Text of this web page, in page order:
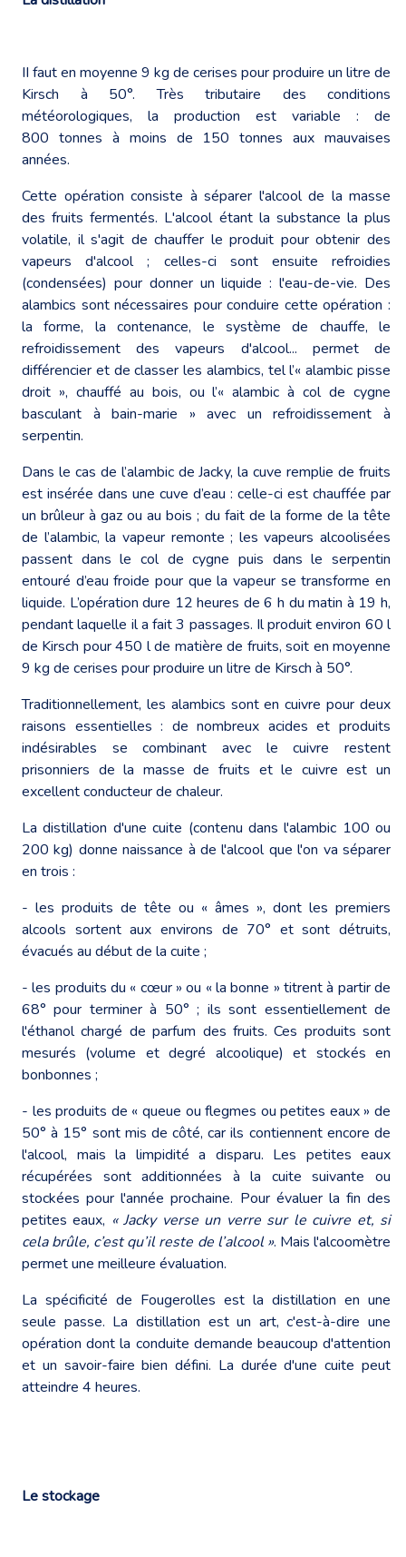
II faut en moyenne 9 kg de cerises pour produire un litre de
Kirsch à 50°. Très tributaire des conditions
météorologiques, la production est variable : de
800 tonnes à moins de 150 tonnes aux mauvaises
années.
Cette opération consiste à séparer l'alcool de la masse
des fruits fermentés. L'alcool étant la substance la plus
volatile, il s'agit de chauffer le produit pour obtenir des
vapeurs d'alcool ; celles-ci sont ensuite refroidies
(condensées) pour donner un liquide : l'eau-de-vie. Des
alambics sont nécessaires pour conduire cette opération :
la forme, la contenance, le système de chauffe, le
refroidissement des vapeurs d'alcool... permet de
différencier et de classer les alambics, tel l’« alambic pisse
droit », chauffé au bois, ou l’« alambic à col de cygne
basculant à bain-marie » avec un refroidissement à
serpentin.
Dans le cas de l’alambic de Jacky, la cuve remplie de fruits
est insérée dans une cuve d’eau : celle-ci est chauffée par
un brûleur à gaz ou au bois ; du fait de la forme de la tête
de l’alambic, la vapeur remonte ; les vapeurs alcoolisées
passent dans le col de cygne puis dans le serpentin
entouré d’eau froide pour que la vapeur se transforme en
liquide. L’opération dure 12 heures de 6 h du matin à 19 h,
pendant laquelle il a fait 3 passages. Il produit environ 60 l
de Kirsch pour 450 l de matière de fruits, soit en moyenne
9 kg de cerises pour produire un litre de Kirsch à 50°.
Traditionnellement, les alambics sont en cuivre pour deux
raisons essentielles : de nombreux acides et produits
indésirables se combinant avec le cuivre restent
prisonniers de la masse de fruits et le cuivre est un
excellent conducteur de chaleur.
La distillation d'une cuite (contenu dans l'alambic 100 ou
200 kg) donne naissance à de l'alcool que l'on va séparer
en trois :
- les produits de tête ou « âmes », dont les premiers
alcools sortent aux environs de 70° et sont détruits,
évacués au début de la cuite ;
- les produits du « cœur » ou « la bonne » titrent à partir de
68° pour terminer à 50° ; ils sont essentiellement de
l'éthanol chargé de parfum des fruits. Ces produits sont
mesurés (volume et degré alcoolique) et stockés en
bonbonnes ;
- les produits de « queue ou flegmes ou petites eaux » de
50° à 15° sont mis de côté, car ils contiennent encore de
l'alcool, mais la limpidité a disparu. Les petites eaux
récupérées sont additionnées à la cuite suivante ou
stockées pour l'année prochaine. Pour évaluer la fin des
petites eaux, « Jacky verse un verre sur le cuivre et, si
cela brûle, c’est qu’il reste de l’alcool ». Mais l'alcoomètre
permet une meilleure évaluation.
La spécificité de Fougerolles est la distillation en une
seule passe. La distillation est un art, c'est-à-dire une
opération dont la conduite demande beaucoup d'attention
et un savoir-faire bien défini. La durée d'une cuite peut
atteindre 4 heures.
Le stockage